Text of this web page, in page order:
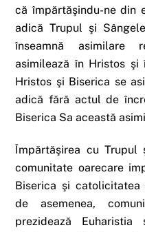
că împărtăşindu-ne din
adică Trupul şi
înseamnă asimilare
asimilează în Hristos
Hristos şi Biserica se
adică fără actul de
Biserica Sa această
Împărtăşirea cu
comunitate oarecare
Biserica şi catolicitatea
de asemenea,
prezidează